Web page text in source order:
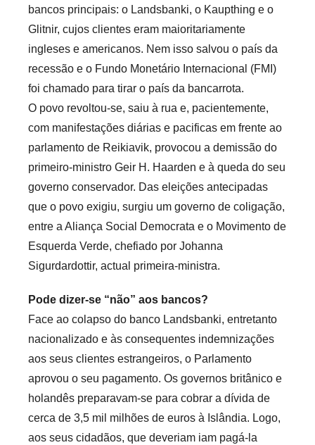
s
bancos principais: o Landsbanki, o Kaupthing e o
Glitnir, cujos clientes eram maioritariamente
ingleses e americanos. Nem isso salvou o país da
recessão e o Fundo Monetário Internacional (FMI)
foi chamado para tirar o país da bancarrota.
O povo revoltou-se, saiu à rua e, pacientemente,
com manifestações diárias e pacificas em frente ao
parlamento de Reikiavik, provocou a demissão do
primeiro-ministro Geir H. Haarden e à queda do seu
governo conservador. Das eleições antecipadas
que o povo exigiu, surgiu um governo de coligação,
entre a Aliança Social Democrata e o Movimento de
Esquerda Verde, chefiado por Johanna
Sigurdardottir, actual primeira-ministra.
Pode dizer-se “não” aos bancos?
Face ao colapso do banco Landsbanki, entretanto
nacionalizado e às consequentes indemnizações
aos seus clientes estrangeiros, o Parlamento
aprovou o seu pagamento. Os governos britânico e
holandês preparavam-se para cobrar a dívida de
cerca de 3,5 mil milhões de euros à Islândia. Logo,
aos seus cidadãos, que deveriam iam pagá-la